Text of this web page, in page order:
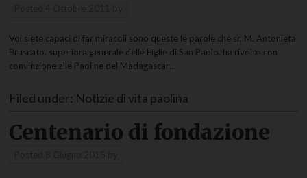
Voi siete capaci di far miracoli sono queste le parole che sr. M. Antonieta
Bruscato, superiora generale delle Figlie di San Paolo, ha rivolto con
convinzione alle Paoline del Madagascar…
Filed under: Notizie di vita paolina
Centenario di fondazione